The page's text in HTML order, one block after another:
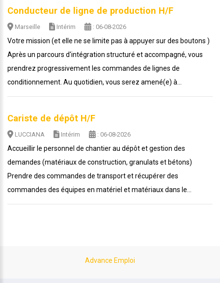
Conducteur de ligne de production H/F
Marseille Intérim : 06-08-2026
Votre mission (et elle ne se limite pas à appuyer sur des boutons )
Après un parcours d'intégration structuré et accompagné, vous
prendrez progressivement les commandes de lignes de
conditionnement. Au quotidien, vous serez amené(e) à...
Cariste de dépôt H/F
LUCCIANA Intérim : 06-08-2026
Accueillir le personnel de chantier au dépôt et gestion des
demandes (matériaux de construction, granulats et bétons)
Prendre des commandes de transport et récupérer des
commandes des équipes en matériel et matériaux dans le...
Advance Emploi